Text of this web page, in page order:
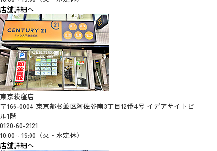
店舗詳細へ
東京荻窪店
〒166-0004 東京都杉並区阿佐谷南3丁目12番4号 イデアサイトビ
ル1階
0120-60-2121
10:00～19:00（火・水定休）
店舗詳細へ